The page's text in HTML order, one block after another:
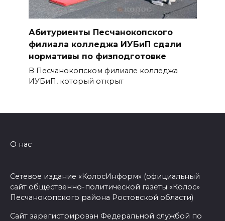
Абитуриенты Песчанокопского
филиала колледжа ИУБиП сдали
нормативы по физподготовке
В Песчанокопском филиале колледжа
ИУБиП, который открыт
О нас
Сетевое издание «КолосИнформ» (официальный
сайт общественно-политической газеты «Колос»
Песчанокопского района Ростовской области)
Сайт зарегистрирован Федеральной службой по